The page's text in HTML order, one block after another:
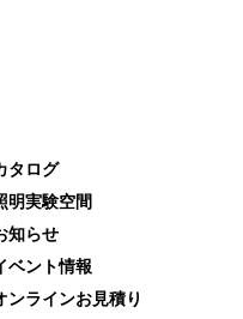
タログ
明実験空間
知らせ
ベント情報
ンラインお見積り